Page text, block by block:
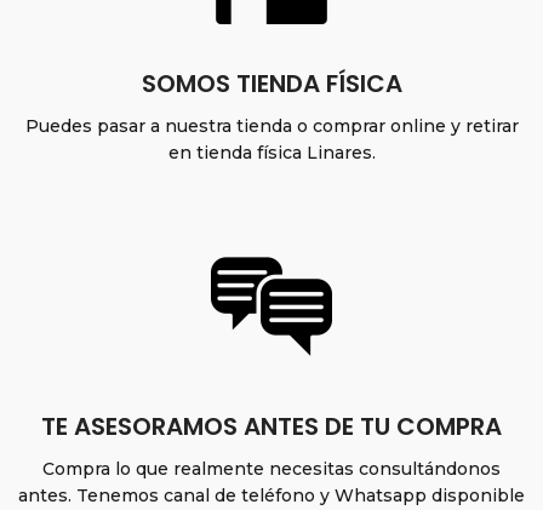
SOMOS TIENDA FÍSICA
Puedes pasar a nuestra tienda o comprar online y retirar
en tienda física Linares.
TE ASESORAMOS ANTES DE TU COMPRA
Compra lo que realmente necesitas consultándonos
antes. Tenemos canal de teléfono y Whatsapp disponible